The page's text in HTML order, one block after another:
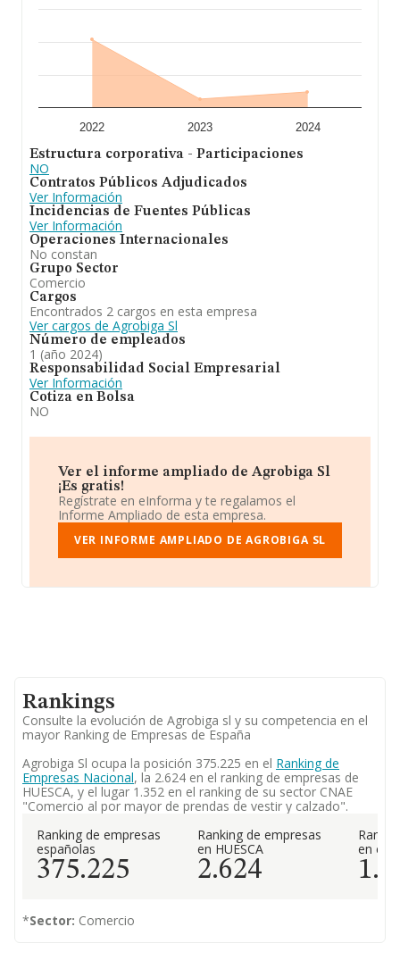
ulterior información de interés en el ámbito sectorial, la
17 años desde la constitución.
Para concluir,
Agrobiga S.Lestá especializada en la
sociedad tiene por objeto. la agricultura y ganaderia. el
comercio de materias primas agrarias. la prestación de
servicios agrícolas y ganaderos. el arrendamiento de
fincas rústicas. las actividades enumeradas anterio. Ha
(Comercio al por mayor de prendas de vestir y calzado).
En cuanto a la posición en el ranking nacional, la
empresa ha perdido posiciones frente al 2023.
2022 2023 2024
Estructura corporativa - Participaciones
NO
Contratos Públicos Adjudicados
Ver Información
Incidencias de Fuentes Públicas
Ver Información
Operaciones Internacionales
No constan
Grupo Sector
Comercio
Cargos
Encontrados 2 cargos en esta empresa
Ver cargos de Agrobiga Sl
Número de empleados
1 (año 2024)
Responsabilidad Social Empresarial
Ver Información
Cotiza en Bolsa
NO
Ver el informe ampliado de Agrobiga Sl
¡Es gratis!
Regístrate en eInforma y te regalamos el
Informe Ampliado de esta empresa.
VER INFORME AMPLIADO DE AGROBIGA SL
Rankings
Consulte la evolución de Agrobiga sl y su competencia en el
mayor Ranking de Empresas de España
Agrobiga Sl ocupa la posición 375.225 en el Ranking de
Empresas Nacional, la 2.624 en el ranking de empresas de
HUESCA, y el lugar 1.352 en el ranking de su sector CNAE
"Comercio al por mayor de prendas de vestir y calzado".
Ranking de empresas
españolas
375.225
Ranking de empresas
en HUESCA
2.624
en el
*Sector: Comercio